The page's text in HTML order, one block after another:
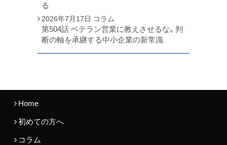
る
2026年7月17日 コラム
第504話 ベテラン営業に教えさせるな。判
断の軸を承継する中小企業の新常識
Home
初めての方へ
コラム